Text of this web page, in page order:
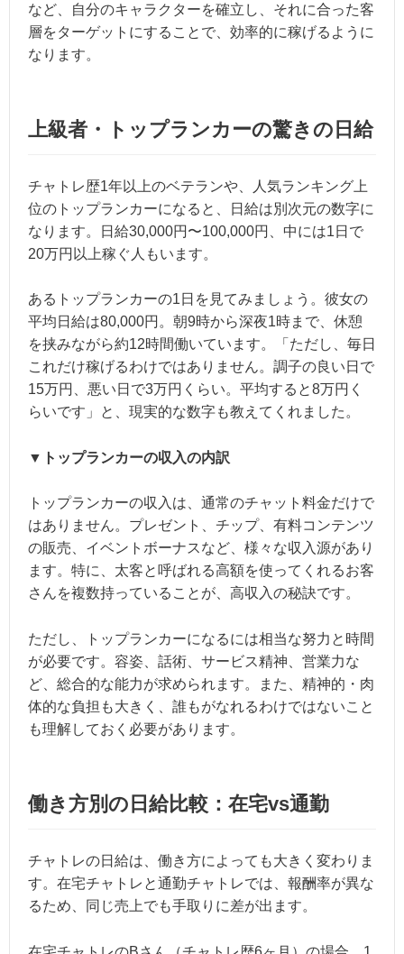
など、自分のキャラクターを確立し、それに合った客
層をターゲットにすることで、効率的に稼げるように
なります。
上級者・トップランカーの驚きの日給
チャトレ歴1年以上のベテランや、人気ランキング上
位のトップランカーになると、日給は別次元の数字に
なります。日給30,000円〜100,000円、中には1日で
20万円以上稼ぐ人もいます。
あるトップランカーの1日を見てみましょう。彼女の
平均日給は80,000円。朝9時から深夜1時まで、休憩
を挟みながら約12時間働いています。「ただし、毎日
これだけ稼げるわけではありません。調子の良い日で
15万円、悪い日で3万円くらい。平均すると8万円く
らいです」と、現実的な数字も教えてくれました。
▼トップランカーの収入の内訳
トップランカーの収入は、通常のチャット料金だけで
はありません。プレゼント、チップ、有料コンテンツ
の販売、イベントボーナスなど、様々な収入源があり
ます。特に、太客と呼ばれる高額を使ってくれるお客
さんを複数持っていることが、高収入の秘訣です。
ただし、トップランカーになるには相当な努力と時間
が必要です。容姿、話術、サービス精神、営業力な
ど、総合的な能力が求められます。また、精神的・肉
体的な負担も大きく、誰もがなれるわけではないこと
も理解しておく必要があります。
働き方別の日給比較：在宅vs通勤
チャトレの日給は、働き方によっても大きく変わりま
す。在宅チャトレと通勤チャトレでは、報酬率が異な
るため、同じ売上でも手取りに差が出ます。